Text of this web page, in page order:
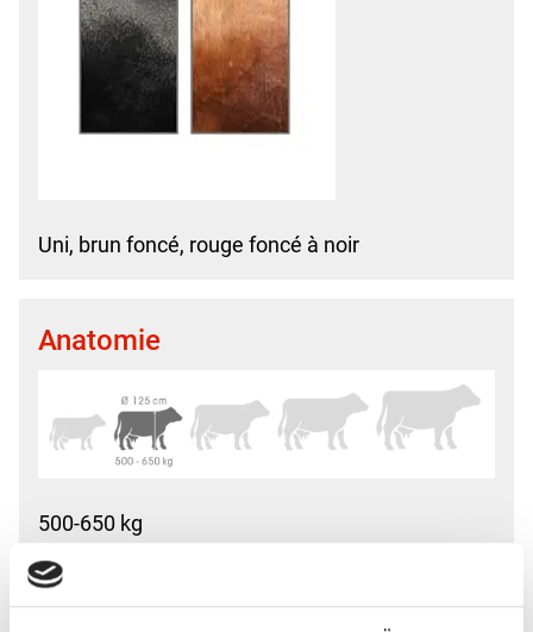
Uni, brun foncé, rouge foncé à noir
Anatomie
500-650 kg
Hauteur au garrot : Ø 125 cm